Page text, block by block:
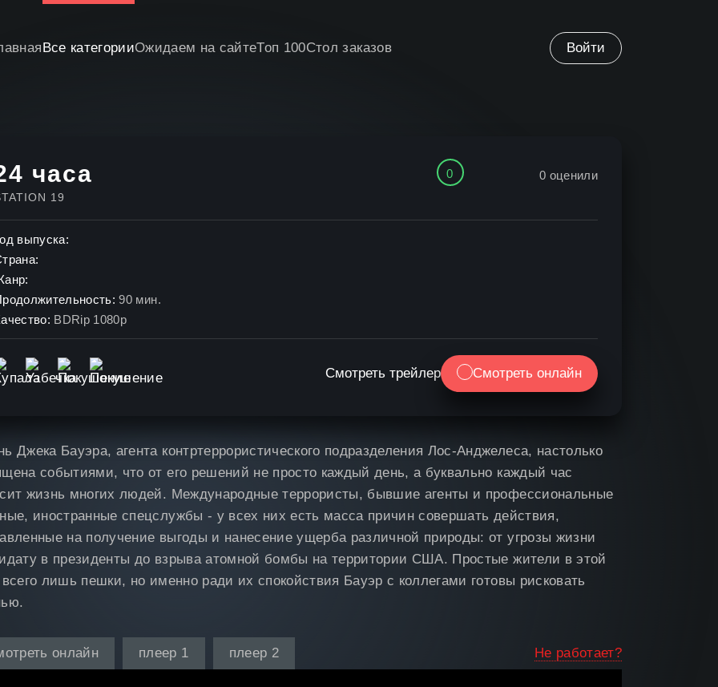
Все категорииОжидаем на сайтеТоп 100Стол заказов Войти
часа 0 0 оценили
19
выпуска:
90 мин.
BDRip 1080p
Смотреть трейлер Смотреть онлайн
Джека Бауэра, агента контртеррористического подразделения Лос-Анджелеса, настолько
событиями, что от его решений не просто каждый день, а буквально каждый час
жизнь многих людей. Международные террористы, бывшие агенты и профессиональные
иностранные спецслужбы - у всех них есть масса причин совершать действия,
на получение выгоды и нанесение ущерба различной природы: от угрозы жизни
в президенты до взрыва атомной бомбы на территории США. Простые жители в этой
всего лишь пешки, но именно ради их спокойствия Бауэр с коллегами готовы рисковать
онлайн плеер 1 плеер 2 Не работает?